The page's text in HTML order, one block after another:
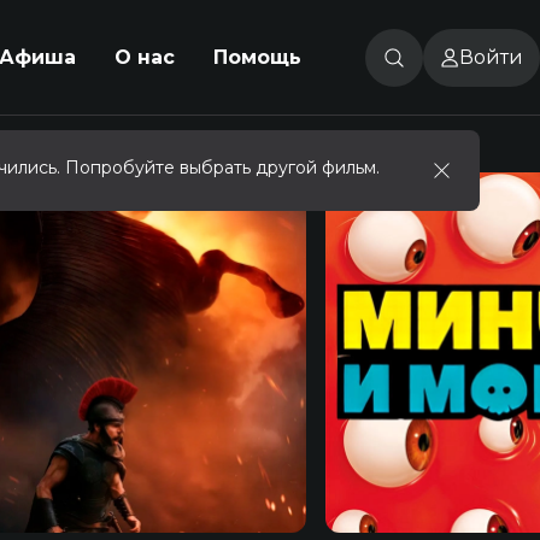
Афиша О нас Помощь Войти
Попробуйте выбрать другой фильм.